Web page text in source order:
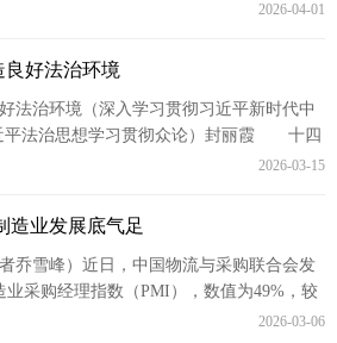
2026-04-01
好法治环境
法治环境（深入学习贯彻习近平新时代中
平法治思想学习贯彻众论）封丽霞 十四
2026-03-15
造业发展底气足
乔雪峰）近日，中国物流与采购联合会发
业采购经理指数（PMI），数值为49%，较
2026-03-06